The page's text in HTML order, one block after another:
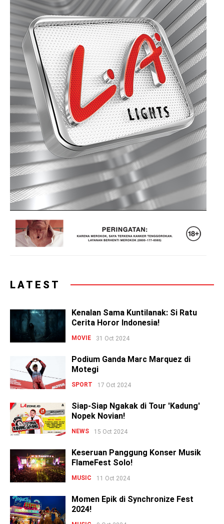
LATEST
Kenalan Sama Kuntilanak: Si Ratu
Cerita Horor Indonesia!
MOVIE 31 Oct 2024
Podium Ganda Marc Marquez di
Motegi
SPORT 17 Oct 2024
Siap-Siap Ngakak di Tour 'Kadung'
Nopek Novian!
NEWS 15 Oct 2024
Keseruan Panggung Konser Musik
FlameFest Solo!
MUSIC 11 Oct 2024
Momen Epik di Synchronize Fest
2024!